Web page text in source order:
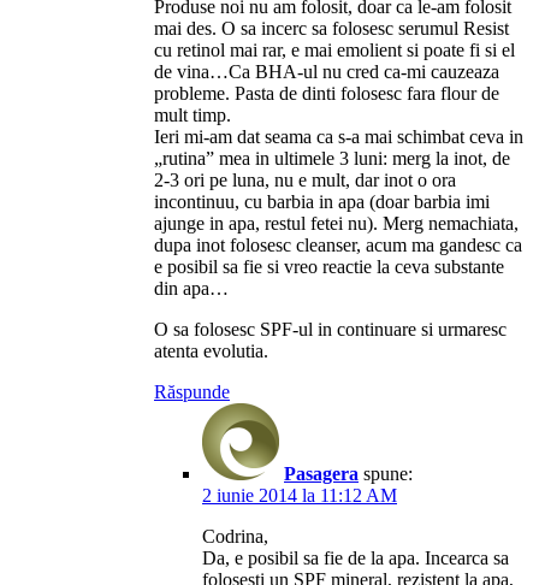
Produse noi nu am folosit, doar ca le-am folosit
mai des. O sa incerc sa folosesc serumul Resist
cu retinol mai rar, e mai emolient si poate fi si el
de vina…Ca BHA-ul nu cred ca-mi cauzeaza
probleme. Pasta de dinti folosesc fara flour de
mult timp.
Ieri mi-am dat seama ca s-a mai schimbat ceva in
„rutina” mea in ultimele 3 luni: merg la inot, de
2-3 ori pe luna, nu e mult, dar inot o ora
incontinuu, cu barbia in apa (doar barbia imi
ajunge in apa, restul fetei nu). Merg nemachiata,
dupa inot folosesc cleanser, acum ma gandesc ca
e posibil sa fie si vreo reactie la ceva substante
din apa…
O sa folosesc SPF-ul in continuare si urmaresc
atenta evolutia.
Răspunde
Pasagera spune:
2 iunie 2014 la 11:12 AM
Codrina,
Da, e posibil sa fie de la apa. Incearca sa
folosesti un SPF mineral, rezistent la apa,